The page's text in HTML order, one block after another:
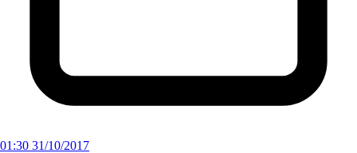
01:30 31/10/2017